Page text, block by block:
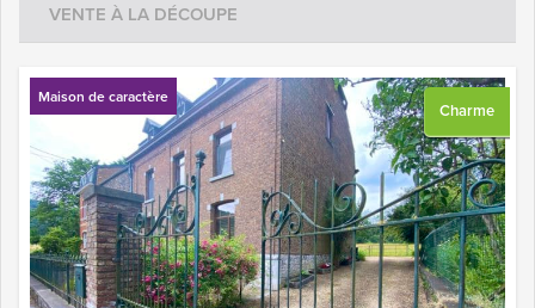
VENTE À LA DÉCOUPE
Charme
Maison de caractère